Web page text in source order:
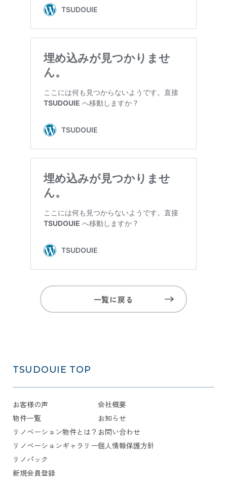
一覧に戻る
TSUDOUIE TOP
お客様の声
物件一覧
リノベーション物件とは？
リノベーションギャラリー
リノパック
新規会員登録
会社概要
お知らせ
お問い合わせ
個人情報保護方針